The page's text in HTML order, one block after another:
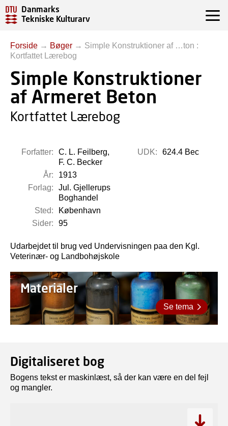
Danmarks
Tekniske Kulturarv
Forside → Bøger → Simple Konstruktioner af …ton :
Kortfattet Lærebog
Simple Konstruktioner
af Armeret Beton
Kortfattet Lærebog
Forfatter:
C. L. Feilberg,
F. C. Becker
År:
1913
Forlag:
Jul. Gjellerups
Boghandel
Sted:
København
Sider:
95
UDK: 624.4 Bec
Udarbejdet til brug ved Undervisningen paa den Kgl.
Veterinær- og Landbohøjskole
Materialer
Se tema
Digitaliseret bog
Bogens tekst er maskinlæst, så der kan være en del fejl
og mangler.